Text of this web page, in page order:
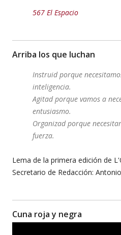
567 El Espacio
Arriba los que luchan
Instruid porque
inteligencia.
Agitad porque vamos a
entusiasmo.
Organizad porque
fuerza.
Lema de la primera edición de
Secretario de Redacción:
Cuna roja y negra